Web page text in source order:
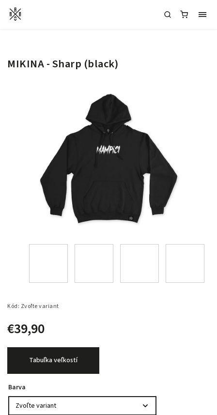
MIKINA - Sharp (black)
Kód: Zvoľte variant
€39,90
Tabuľka veľkostí
Barva